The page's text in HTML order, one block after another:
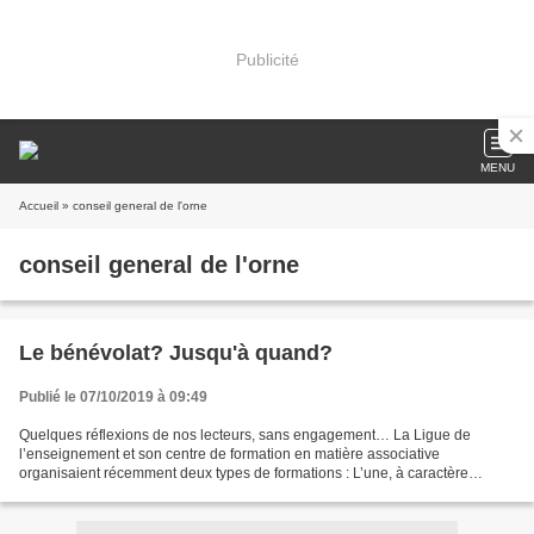
Publicité
MENU
Accueil » conseil general de l'orne
conseil general de l'orne
Le bénévolat? Jusqu'à quand?
Publié le 07/10/2019 à 09:49
Quelques réflexions de nos lecteurs, sans engagement… La Ligue de
l’enseignement et son centre de formation en matière associative
organisaient récemment deux types de formations : L’une, à caractère